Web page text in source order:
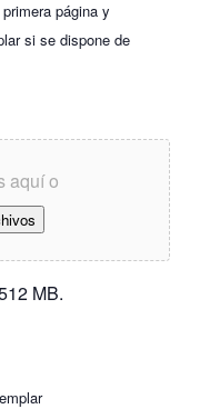
página y
si se dispone de
aquí o
MB.